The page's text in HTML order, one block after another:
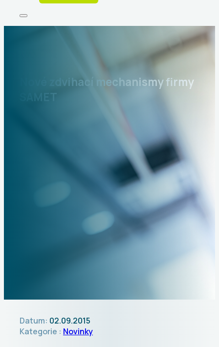
Nové zdvihací mechanismy firmy
SAMET
Datum: 02.09.2015
Kategorie : Novinky